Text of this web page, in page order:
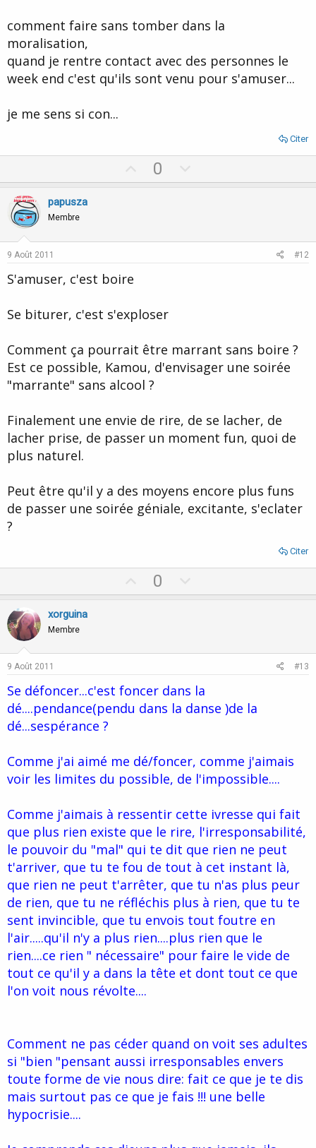
comment faire sans tomber dans la
moralisation,
quand je rentre contact avec des personnes le
week end c'est qu'ils sont venu pour s'amuser...
je me sens si con...
Citer
p
0
o
papusza
Membre
9 Août 2011 #12
S'amuser, c'est boire
Se biturer, c'est s'exploser
Comment ça pourrait être marrant sans boire ?
Est ce possible, Kamou, d'envisager une soirée
"marrante" sans alcool ?
Finalement une envie de rire, de se lacher, de
lacher prise, de passer un moment fun, quoi de
plus naturel.
Peut être qu'il y a des moyens encore plus funs
de passer une soirée géniale, excitante, s'eclater
?
Citer
p
t
0
o
v
t
e
xorguina
Membre
9 Août 2011 #13
Se défoncer...c'est foncer dans la
dé....pendance(pendu dans la danse )de la
dé...sespérance ?
Comme j'ai aimé me dé/foncer, comme j'aimais
voir les limites du possible, de l'impossible....
Comme j'aimais à ressentir cette ivresse qui fait
que plus rien existe que le rire, l'irresponsabilité,
le pouvoir du "mal" qui te dit que rien ne peut
t'arriver, que tu te fou de tout à cet instant là,
que rien ne peut t'arrêter, que tu n'as plus peur
de rien, que tu ne réfléchis plus à rien, que tu te
sent invincible, que tu envois tout foutre en
l'air.....qu'il n'y a plus rien....plus rien que le
rien....ce rien " nécessaire" pour faire le vide de
tout ce qu'il y a dans la tête et dont tout ce que
l'on voit nous révolte....
Comment ne pas céder quand on voit ses adultes
si "bien "pensant aussi irresponsables envers
toute forme de vie nous dire: fait ce que je te dis
mais surtout pas ce que je fais !!! une belle
hypocrisie....